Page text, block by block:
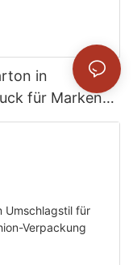
in
für Marken-
Packaging